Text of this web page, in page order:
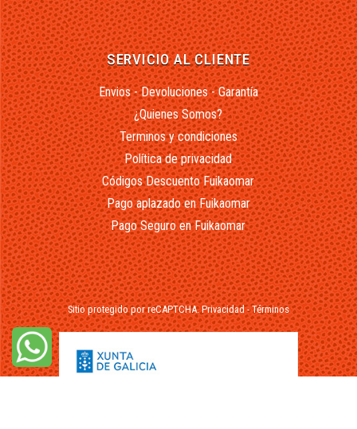
SERVICIO AL CLIENTE
Envios - Devoluciones - Garantía
¿Quienes Somos?
Terminos y condiciones
Política de privacidad
Códigos Descuento Fuikaomar
Pago aplazado en Fuikaomar
Pago Seguro en Fuikaomar
Sitio protegido por reCAPTCHA.Privacidad-Términos